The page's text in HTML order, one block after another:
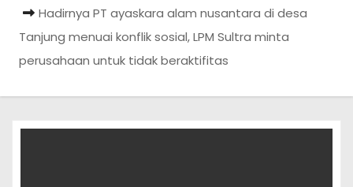
Hadirnya PT ayaskara alam nusantara di desa
Tanjung menuai konflik sosial, LPM Sultra minta
perusahaan untuk tidak beraktifitas